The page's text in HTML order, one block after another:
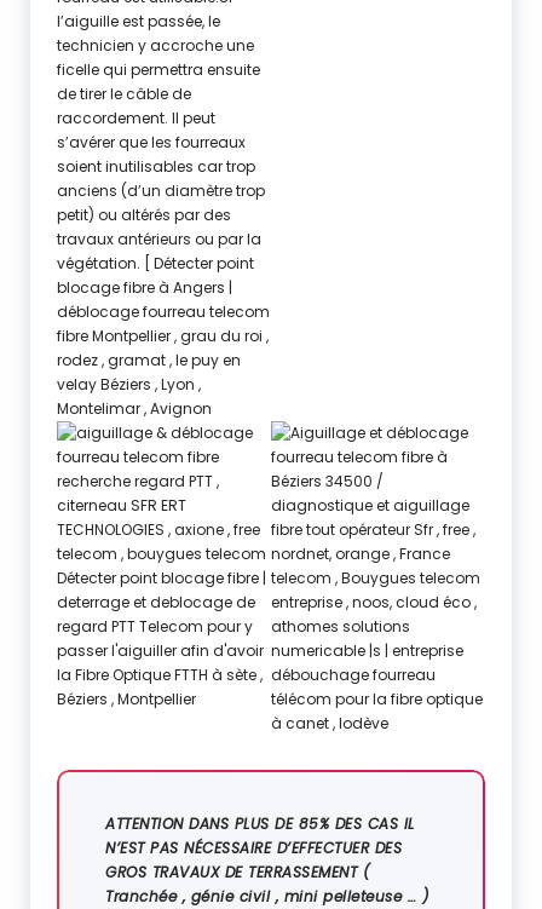
ATTENTION DANS PLUS DE 85% DES CAS IL
N’EST PAS NÉCESSAIRE D’EFFECTUER DES
GROS TRAVAUX DE TERRASSEMENT (
Tranchée , génie civil , mini pelleteuse … )